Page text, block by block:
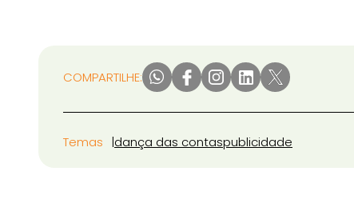
COMPARTILHE:
Temas dança das contaspublicidade